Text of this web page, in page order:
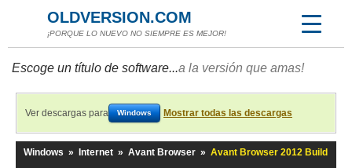
OLDVERSION.COM
¡PORQUE LO NUEVO NO SIEMPRE ES MEJOR!
Escoge un título de software...a la versión que amas!
Ver descargas para Windows Mostrar todas las descargas
Windows » Internet » Avant Browser » Avant Browser 2012 Build